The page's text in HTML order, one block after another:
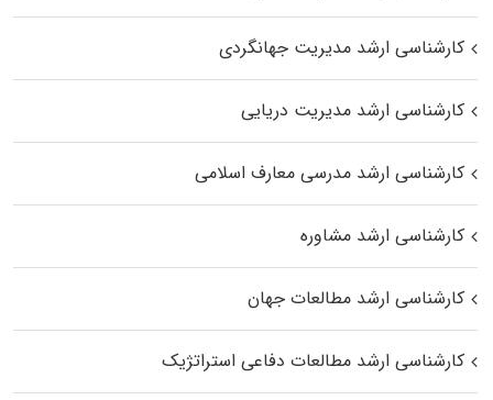
کارشناسی ارشد مدیریت جهانگردی
کارشناسی ارشد مدیریت دریایی
کارشناسی ارشد مدرسی معارف اسلامی
کارشناسی ارشد مشاوره
کارشناسی ارشد مطالعات جهان
کارشناسی ارشد مطالعات دفاعی استراتژیک